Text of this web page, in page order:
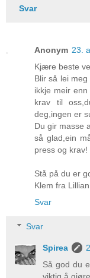
Svar
Anonym 23.
Kjære beste
Blir så lei
ikkje meir
krav til
deg,ingen er
Du gir masse
så glad,ein
press og krav!
Stå på du er
Klem fra Lillian
Svar
Svar
Spirea
Så god du